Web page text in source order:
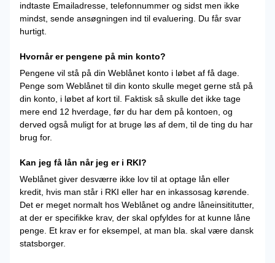
indtaste Emailadresse, telefonnummer og sidst men ikke
mindst, sende ansøgningen ind til evaluering. Du får svar
hurtigt.
Hvornår er pengene på min konto?
Pengene vil stå på din Weblånet konto i løbet af få dage.
Penge som Weblånet til din konto skulle meget gerne stå på
din konto, i løbet af kort til. Faktisk så skulle det ikke tage
mere end 12 hverdage, før du har dem på kontoen, og
derved også muligt for at bruge løs af dem, til de ting du har
brug for.
Kan jeg få lån når jeg er i RKI?
Weblånet giver desværre ikke lov til at optage lån eller
kredit, hvis man står i RKI eller har en inkassosag kørende.
Det er meget normalt hos Weblånet og andre låneinsititutter,
at der er specifikke krav, der skal opfyldes for at kunne låne
penge. Et krav er for eksempel, at man bla. skal være dansk
statsborger.